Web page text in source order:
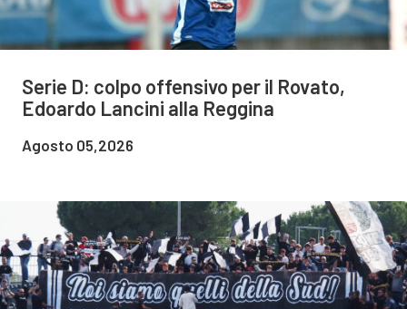
Serie D: colpo offensivo per il Rovato,
Edoardo Lancini alla Reggina
Agosto 05,2026